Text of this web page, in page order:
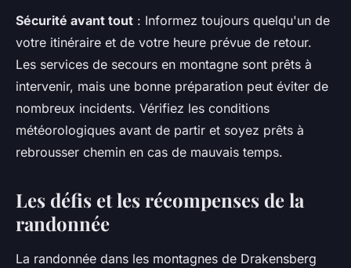
Sécurité avant tout : Informez toujours quelqu'un de
votre itinéraire et de votre heure prévue de retour.
Les services de secours en montagne sont prêts à
intervenir, mais une bonne préparation peut éviter de
nombreux incidents. Vérifiez les conditions
météorologiques avant de partir et soyez prêts à
rebrousser chemin en cas de mauvais temps.
Les défis et les récompenses de la
randonnée
La randonnée dans les montagnes de Drakensberg